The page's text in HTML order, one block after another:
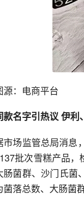
源：电商平台
款名字引热议 伊利
市场监管总局消息
批次雪糕产品，
肠菌群、沙门氏菌
菌落总数、大肠菌